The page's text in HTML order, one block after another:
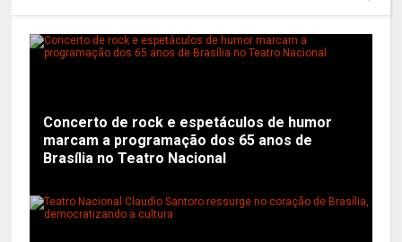
Concerto de rock e espetáculos de humor
marcam a programação dos 65 anos de
Brasília no Teatro Nacional